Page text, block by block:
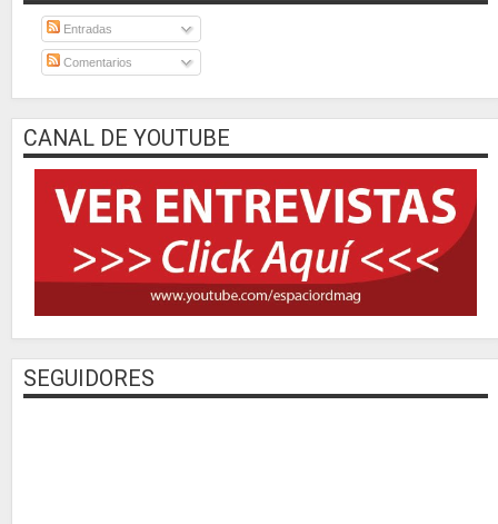
Entradas
Comentarios
CANAL DE YOUTUBE
SEGUIDORES